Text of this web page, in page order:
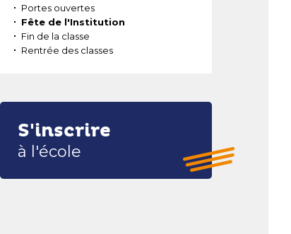
Portes ouvertes
Fête de l'Institution
Fin de la classe
Rentrée des classes
S'inscrire
à l'école